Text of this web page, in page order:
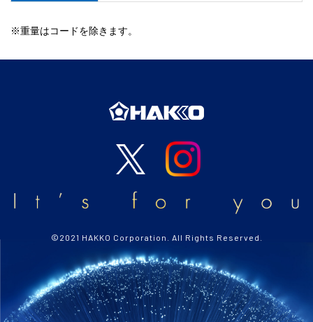
重量はコードを除きます。
©2021 HAKKO Corporation. All Rights Reserved.